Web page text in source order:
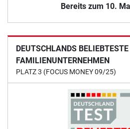
Bereits zum 10.
DEUTSCHLANDS BELIEBTESTE
FAMILIENUNTERNEHMEN
PLATZ 3 (FOCUS MONEY 09/25)